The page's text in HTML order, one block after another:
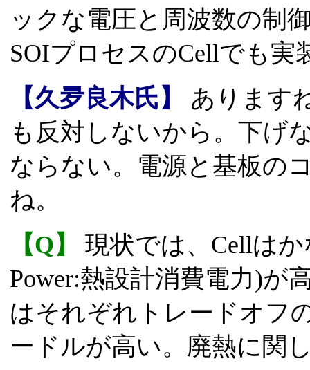
ックな電圧と周波数の制
SOIプロセスのCellでも実
【久夛良木氏】
あります
も反対しないから。下げ
ならない。電源と基板の
ね。
【Q】
現状では、Cellはか
Power:熱設計消費電力)が
はそれぞれトレードオフ
ードルが高い。廃熱に関